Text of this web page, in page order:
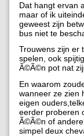
Dat hangt ervan
maar of ik
geweest zijn
bus niet te
Trouwens zijn er
spelen, ook
Ã©Ã©n pot nat
En waarom
wanneer ze zien
eigen
eerder proberen
Ã©Ã©n of
simpel deux